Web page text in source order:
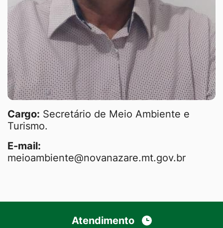
Cargo: Secretário de Meio Ambiente e
Turismo.
E-mail:
meioambiente@novanazare.mt.gov.br
Atendimento